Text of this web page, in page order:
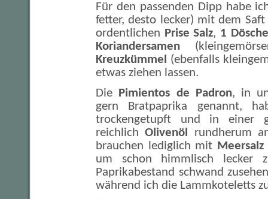
Für den passenden Dipp habe
fetter, desto lecker) mit dem
ordentlichen Prise Salz, 1
Koriandersamen
Kreuzkümmel
(ebenfalls
etwas ziehen lassen.
Die
Pimientos de Padron, in
gern Bratpaprika genannt,
trockengetupft und in einer
reichlichOlivenöl
rundherum
brauchen lediglich mit Meersalz
um schon himmlisch lecker
Paprikabestand schwand
während ich die Lammkoteletts